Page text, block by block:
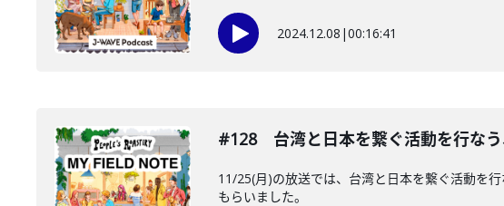
2024.12.08 |00:16:41
#128 台湾と日本を繋ぐ活動を行なう
11/25(月)の放送では、台湾と日本を繋ぐ活動を
もらいました。